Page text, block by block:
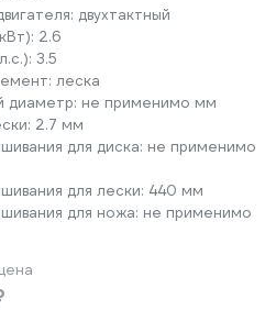
двухтактный
2.6
3.5
леска
диаметр: не применимо мм
2.7 мм
для диска: не применимо
для лески: 440 мм
для ножа: не применимо